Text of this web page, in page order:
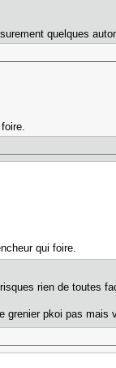
quelques
qui foire.
rien de toutes
grenier pkoi pas